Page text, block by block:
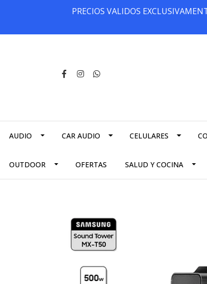
PRECIOS VALIDOS
AUDIO CAR AUDIO CELULARES
OUTDOOR OFERTAS SALUD Y COCINA